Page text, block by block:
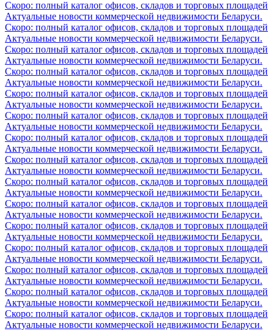
Скоро: полный каталог офисов, складов и торговых площадей
Актуальные новости коммерческой недвижимости Беларуси.
Скоро: полный каталог офисов, складов и торговых площадей
Актуальные новости коммерческой недвижимости Беларуси.
Скоро: полный каталог офисов, складов и торговых площадей
Актуальные новости коммерческой недвижимости Беларуси.
Скоро: полный каталог офисов, складов и торговых площадей
Актуальные новости коммерческой недвижимости Беларуси.
Скоро: полный каталог офисов, складов и торговых площадей
Актуальные новости коммерческой недвижимости Беларуси.
Скоро: полный каталог офисов, складов и торговых площадей
Актуальные новости коммерческой недвижимости Беларуси.
Скоро: полный каталог офисов, складов и торговых площадей
Актуальные новости коммерческой недвижимости Беларуси.
Скоро: полный каталог офисов, складов и торговых площадей
Актуальные новости коммерческой недвижимости Беларуси.
Скоро: полный каталог офисов, складов и торговых площадей
Актуальные новости коммерческой недвижимости Беларуси.
Скоро: полный каталог офисов, складов и торговых площадей
Актуальные новости коммерческой недвижимости Беларуси.
Скоро: полный каталог офисов, складов и торговых площадей
Актуальные новости коммерческой недвижимости Беларуси.
Скоро: полный каталог офисов, складов и торговых площадей
Актуальные новости коммерческой недвижимости Беларуси.
Скоро: полный каталог офисов, складов и торговых площадей
Актуальные новости коммерческой недвижимости Беларуси.
Скоро: полный каталог офисов, складов и торговых площадей
Актуальные новости коммерческой недвижимости Беларуси.
Скоро: полный каталог офисов, складов и торговых площадей
Актуальные новости коммерческой недвижимости Беларуси.